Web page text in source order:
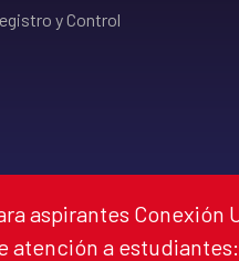
y Control
aspirantes Conexión
atención a estudiantes: